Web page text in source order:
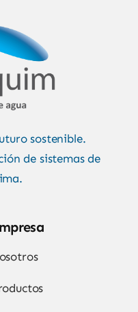
sostenible.
de sistemas de